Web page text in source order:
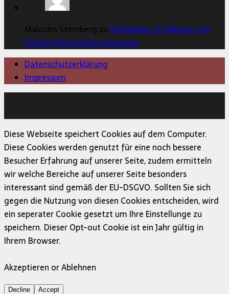
Malcolm Sternberg zu Oldenburg: 21-Jähriger von
Polizist hinterrücks erschossen
Datenschutzerklärung
Impressum
Diese Webseite speichert Cookies auf dem Computer.
Diese Cookies werden genutzt für eine noch bessere
Besucher Erfahrung auf unserer Seite, zudem ermitteln
wir welche Bereiche auf unserer Seite besonders
interessant sind gemäß der EU-DSGVO. Sollten Sie sich
gegen die Nutzung von diesen Cookies entscheiden, wird
ein seperater Cookie gesetzt um Ihre Einstellunge zu
speichern. Dieser Opt-out Cookie ist ein Jahr gültig in
Ihrem Browser.
Akzeptieren or Ablehnen
Decline Accept